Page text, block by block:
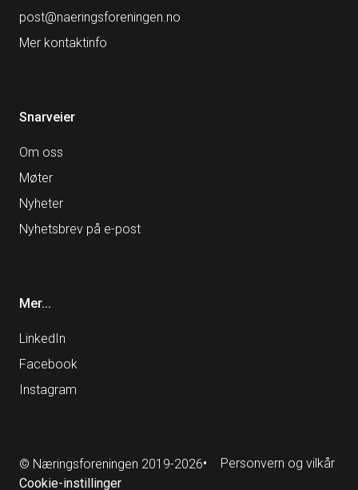
post@naeringsforeningen.no
Mer kontaktinfo
Snarveier
Om oss
Møter
Nyheter
Nyhetsbrev på e-post
Mer...
LinkedIn
Facebook
Instagram
© Næringsforeningen 2019-2026
Personvern og vilkår
Cookie-instillinger